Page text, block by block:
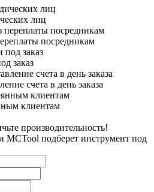
лиц
посредникам
заказ
счета в день заказа
клиентам
производительность!
MCTool подберет инструмент под